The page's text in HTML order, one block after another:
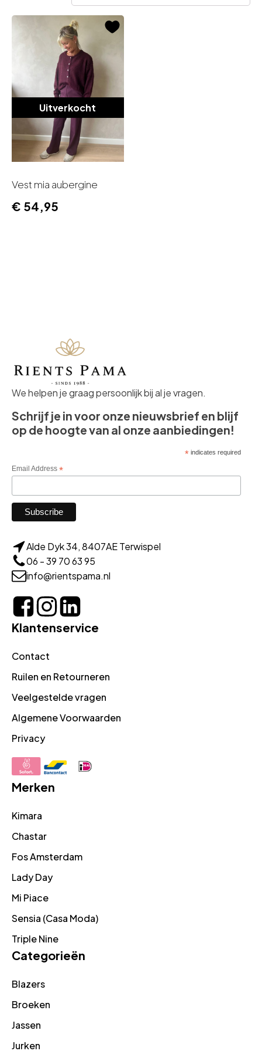
Uitverkocht
Vest mia aubergine
€ 54,95
Mouwlengte
We helpen je graag persoonlijk bij al je vragen.
Schrijf je in voor onze nieuwsbrief en blijf
op de hoogte van al onze aanbiedingen!
*indicates required
Email Address *
Alde Dyk 34, 8407AE Terwispel
06 - 39 70 63 95
info@rientspama.nl
Klantenservice
Contact
Ruilen en Retourneren
Veelgestelde vragen
Algemene Voorwaarden
Privacy
Merken
Kimara
Chastar
Fos Amsterdam
Lady Day
Mi Piace
Sensia (Casa Moda)
Triple Nine
Categorieën
Blazers
Broeken
Jassen
Jurken